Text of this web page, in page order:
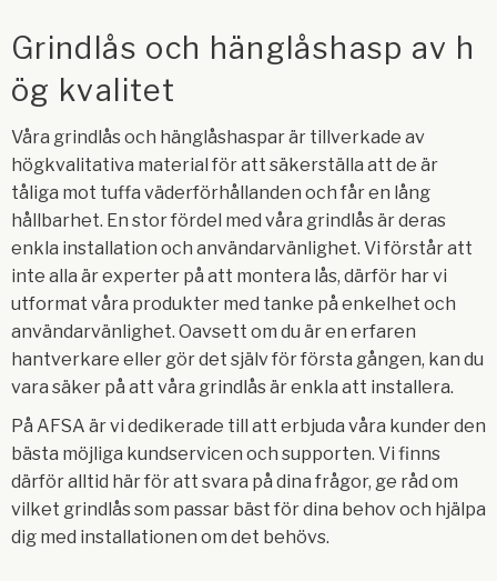
Grindlås och hänglåshasp av h
ög kvalitet
Våra grindlås och hänglåshaspar är tillverkade av
högkvalitativa material för att säkerställa att de är
tåliga mot tuffa väderförhållanden och får en lång
hållbarhet. En stor fördel med våra grindlås är deras
enkla installation och användarvänlighet. Vi förstår att
inte alla är experter på att montera lås, därför har vi
utformat våra produkter med tanke på enkelhet och
användarvänlighet. Oavsett om du är en erfaren
hantverkare eller gör det själv för första gången, kan du
vara säker på att våra grindlås är enkla att installera.
På AFSA är vi dedikerade till att erbjuda våra kunder den
bästa möjliga kundservicen och supporten. Vi finns
därför alltid här för att svara på dina frågor, ge råd om
vilket grindlås som passar bäst för dina behov och hjälpa
dig med installationen om det behövs.